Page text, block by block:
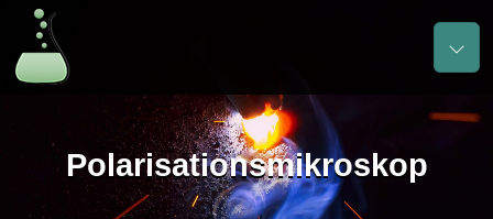
Polarisationsmikroskop